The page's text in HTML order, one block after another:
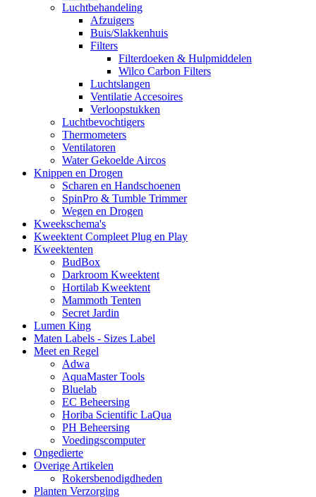
Luchtbehandeling
Afzuigers
Buis/Slakkenhuis
Filters
Filterdoeken & Hulpmiddelen
Wilco Carbon Filters
Luchtslangen
Ventilatie Accesoires
Verloopstukken
Luchtbevochtigers
Thermometers
Ventilatoren
Water Gekoelde Aircos
Knippen en Drogen
Scharen en Handschoenen
SpinPro & Tumble Trimmer
Wegen en Drogen
Kweekschema's
Kweektent Compleet Plug en Play
Kweektenten
BudBox
Darkroom Kweektent
Hortilab Kweektent
Mammoth Tenten
Secret Jardin
Lumen King
Maten Labels - Sizes Label
Meet en Regel
Adwa
AquaMaster Tools
Bluelab
EC Beheersing
Horiba Scientific LaQua
PH Beheersing
Voedingscomputer
Ongedierte
Overige Artikelen
Rokersbenodigdheden
Planten Verzorging